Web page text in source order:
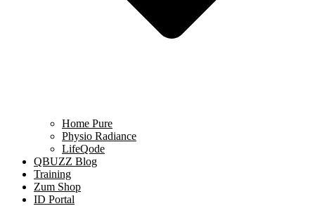
Home Pure
Physio Radiance
LifeQode
QBUZZ Blog
Training
Zum Shop
ID Portal